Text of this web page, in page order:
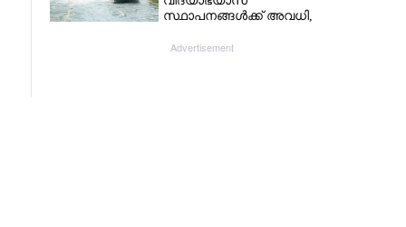
സ്ഥാപനങ്ങൾക്ക് അവധി,​
നാളെ ഓറഞ്ചും അലർട്ട്
Advertisement